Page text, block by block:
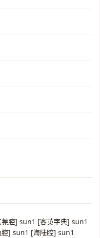
腔] sun1 [客英字典] sun1
] sun1 [海陆腔] sun1